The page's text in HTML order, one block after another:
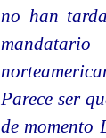
no han
Parece ser
de momento